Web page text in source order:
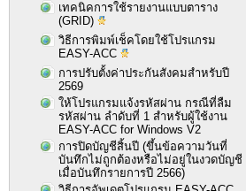
เทคนิคการใช้รายงานแบบตาราง
(GRID)
วิธีการพิมพ์เช็คโดยใช้โปรแกรม
EASY-ACC
การปรับตั้งค่าประกันสังคมสำหรับปี
2569
ให้โปรแกรมแจ้งรหัสผ่าน กรณีที่ลืม
รหัสผ่าน ลำดับที่ 1 สำหรับผู้ใช้งาน
EASY-ACC for Windows V2
การปิดบัญชีสิ้นปี (ขึ้นข้อความวันที่
บันทึกไม่ถูกต้องหรือไม่อยู่ในงวดบัญชี
เมื่อบันทึกรายการปี 2566)